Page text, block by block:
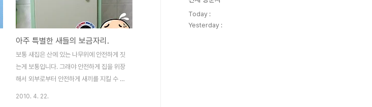
는 위안으로 모텔에 들어 갔습니다. 그런데..
웅장한 겉 건물과는 달리 시골이라 그런지 모
텔안은 좀 소박하더군요. " 불편해도 주산지
랑 가까우니까 여기서 자자.." " 응..." 남편은
제가 불편할까봐 신경을 쓰더군요. " 어쩔 수
없지 ...뭐... 내일 새벽에 주산지 갈려..
아주 특별한 새들의 보금자리.
보통 새집은 산에 있는 나무위에 안전하게 짓
는게 보통입니다. 그래야 안전하게 집을 위장
해서 외부로부터 안전하게 새끼를 지킬 수 있
2010. 4. 22.
Today :
Yesterday :